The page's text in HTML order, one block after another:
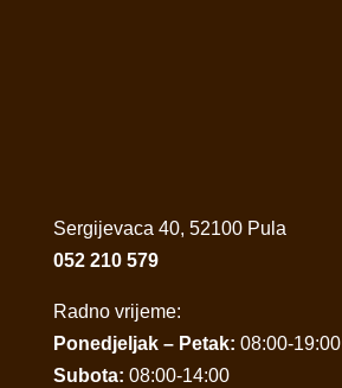
Sergijevaca 40, 52100 Pula
052 210 579
Radno vrijeme:
Ponedjeljak – Petak: 08:00-19:00
Subota: 08:00-14:00